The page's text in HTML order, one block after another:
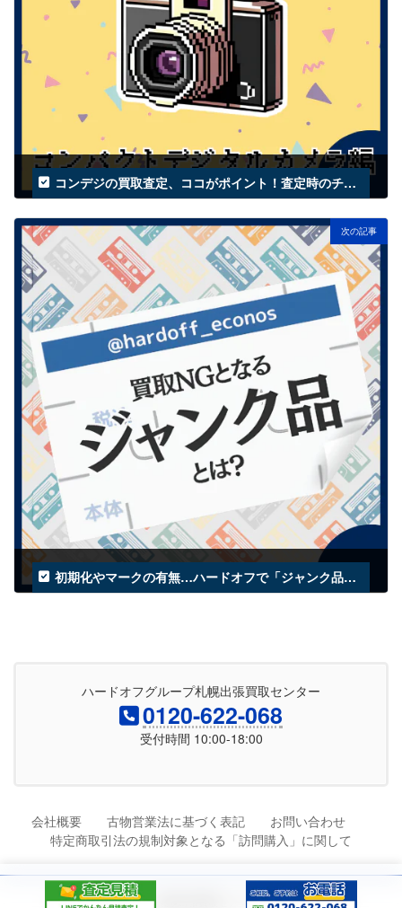
コンデジの買取査定、ココがポイント！査定時のチェック項目を解説
2025年3月13日
次の記事
初期化やマークの有無…ハードオフで「ジャンク品」としても買取できない物とは？
ハードオフグループ札幌出張買取センター
0120-622-068
受付時間 10:00-18:00
会社概要 古物営業法に基づく表記
お問い合わせ
特定商取引法の規制対象となる「訪問購入」に関して
Copyright © ハードオフ札幌出張買取センター All Rights Reserved.